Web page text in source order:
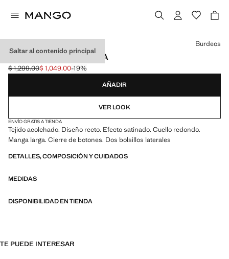
Saltar al contenido principal
CHAQUETA ACOLCHADA
Precio inicial tachado [$ 1,299.00 ]
$ 1,299.00
Precio actual [$ 1,049.00 ]
$ 1,049.00-19%
Selecciona un color
Burdeos
AÑADIR
VER LOOK
ENVÍO GRATIS A TIENDA
Tejido acolchado. Diseño recto. Efecto satinado. Cuello redondo.
Manga larga. Cierre de botones. Dos bolsillos laterales
DETALLES, COMPOSICIÓN Y CUIDADOS
MEDIDAS
DISPONIBILIDAD EN TIENDA
TE PUEDE INTERESAR